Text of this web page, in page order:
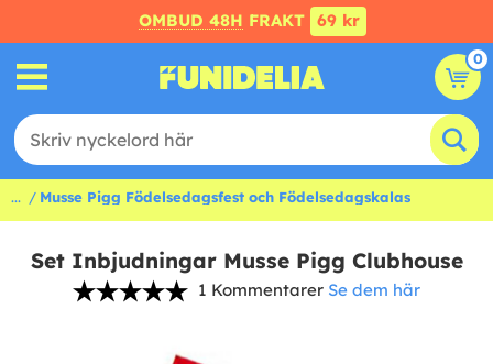
OMBUD 48H FRAKT 69 kr
0
... Musse Pigg Födelsedagsfest och Födelsedagskalas
Set Inbjudningar Musse Pigg Clubhouse
1 Kommentarer Se dem här